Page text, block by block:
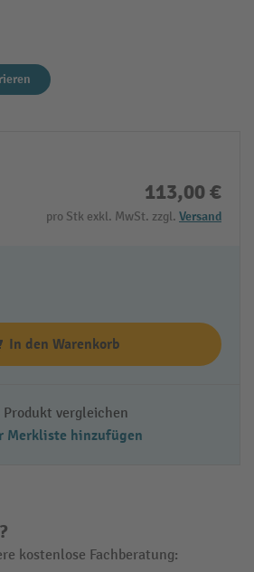
113,00 €
pro Stk exkl. MwSt. zzgl. Versand
In den Warenkorb
Produkt vergleichen
Merkliste hinzufügen
kostenlose Fachberatung: